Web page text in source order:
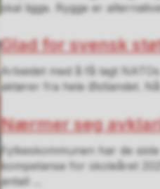
skal ligge. Rygge er
Glad for svensk
Arbeidet med å få lagt
aktører fra hele Østlandet.
Nærmer seg
Fylkeskommunen har de
kompetanse for skoleåret
antall ...